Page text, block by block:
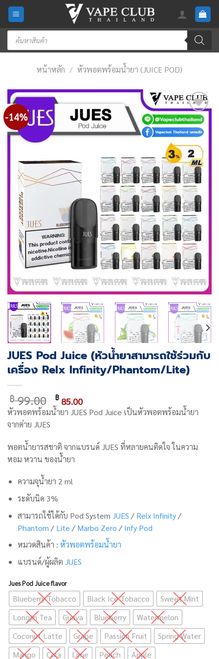
Skip
content
Products
search
หน้าหลัก / หัวพอตพร้อมน้ำยา (JUICE POD)
-14%
Add
to
wishlist
JUES Pod Juice (หัวน้ำยาสามารถใช้ร่วมกับ
เครื่อง Relx Infinity/Phantom/Lite)
฿99.00 Original
price
฿85.00Current
price
หัวพอตพร้อมน้ำยา JUES Pod Juice เป็นหัวพอตพร้อมน้ำยา
จากค่าย JUES
พอตน้ำยารสชาติ จากแบรนด์ JUES ที่หลายคนติดใจ ในความ
หอม หวาน ของน้ำยา
ความจุน้ำยา 2 ml
ระดับนิค 3%
สามารถใช้ได้กับ Pod System JUES / Relx Infinity/
Phantom / Lite / Marbo Zero / Infy Pod
หมวดสินค้า : หัวพอตพร้อมน้ำยา
แบรนด์/ผู้ผลิต JUES
Jues Pod Juice flavor
Blueberry Tobacco Black Ice Tobacco
Sweet Mint
Longjin Tea
Guava Blueberry
Watermelon
Coconut Latte
Grape Passion Fruit
Spring Water
Mango
Cola Lime Peach
Apple